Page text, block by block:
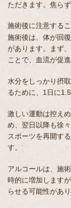
ただきます。焦ら
施術後に注意する
施術後は、体が回
があります。まず
ことで、血流が促
水分をしっかり摂
るために、1日に
激しい運動は控え
め、翌日以降も徐
スポーツを再開す
す。
アルコールは、施
時的に増加します
らせる可能性があり